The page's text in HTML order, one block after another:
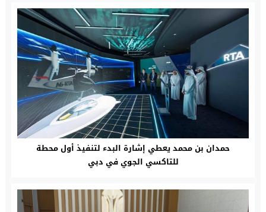
حمدان بن محمد يعطي إشارة البدء لتنفيذ أول محطة
للتاكسي الجوي في دبي